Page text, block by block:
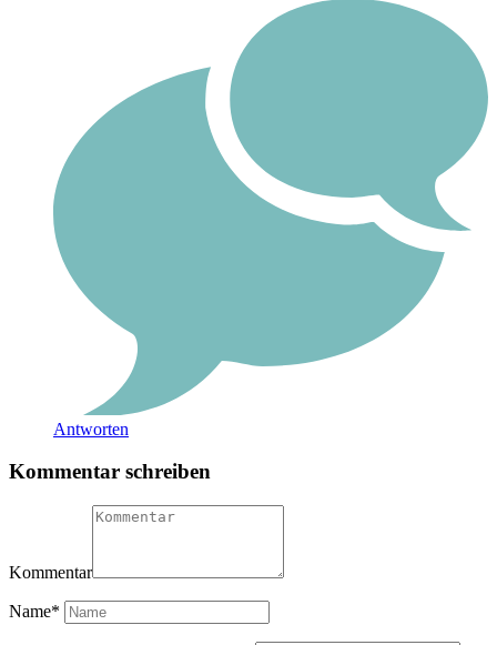
Antworten
Kommentar schreiben
Kommentar
Name*